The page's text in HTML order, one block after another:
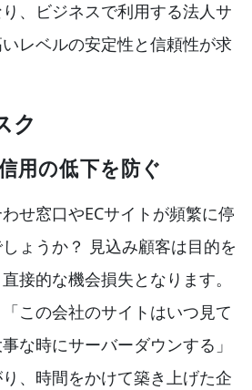
、ビジネスで利用する法人サ
レベルの安定性と信頼性が求
ク
用の低下を防ぐ
せ窓口やECサイトが頻繁に停
ょうか？ 見込み顧客は目的を
接的な機会損失となります。
この会社のサイトはいつ見て
な時にサーバーダウンする」
、時間をかけて築き上げた企